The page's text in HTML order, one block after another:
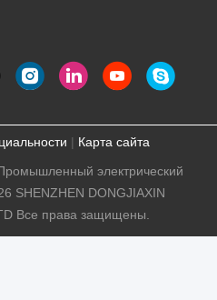
| Карта сайта
электрический
SHENZHEN DONGJIAXIN
Все права защищены.